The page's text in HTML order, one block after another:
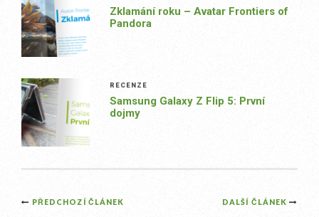
Zklamání roku – Avatar Frontiers of
Pandora
RECENZE
Samsung Galaxy Z Flip 5: První
dojmy
Post DALŠÍ ČLÁNEK
PŘEDCHOZÍ ČLÁNEK